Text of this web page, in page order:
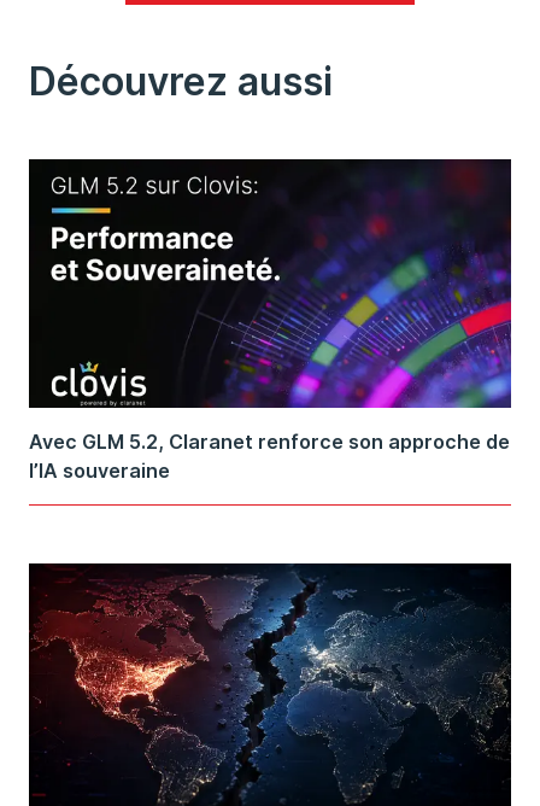
Découvrez aussi
Avec GLM 5.2, Claranet renforce son approche de
l’IA souveraine